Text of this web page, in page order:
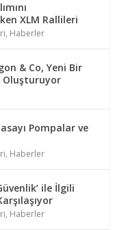
XLM Rallileri
, Haberler
& Co, Yeni Bir
Oluşturuyor
Pompalar ve
, Haberler
ile İlgili
, Haberler